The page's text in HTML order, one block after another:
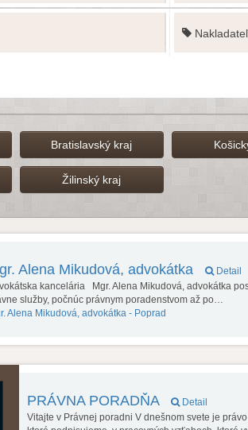
Bratislavský kraj
Žilinský kraj
Alena Mikudová, advokátka
Detail
kancelária Mgr. Alena Mikudová, advokátka
služby, počnúc právnym poradenstvom až po…
Alena Mikudová, advokátka - Poprad
PRÁVNA PORADŇA
Detail
Vitajte v Právnej poradni V dnešnom svete je